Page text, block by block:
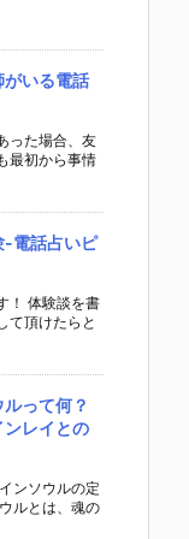
がいる電話
った場合、友
最初から事情
-電話占いピ
！ 体験談を書
て頂けたらと
って何？
ンレイとの
ンソウルの定
ルとは、魂の